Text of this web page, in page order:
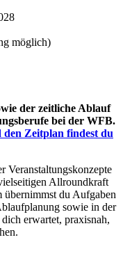
möglich)
der zeitliche Ablauf
bei der WFB.
den Zeitplan findest du
Veranstaltungskonzepte
Allroundkraft
übernimmst du Aufgaben
sowie in der
erwartet, praxisnah,